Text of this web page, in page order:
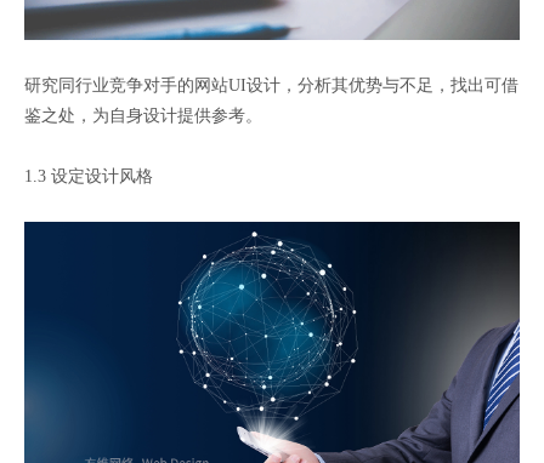
研究同行业竞争对手的网站UI设计，分析其优势与不足，找出可借
鉴之处，为自身设计提供参考。
1.3 设定设计风格